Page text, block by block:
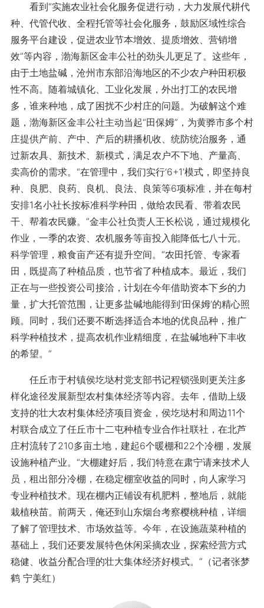
看到“实施农业社会化服务促进行动，大力发展代耕代
种、代管代收、全程托管等社会化服务，鼓励区域性综合
服务平台建设，促进农业节本增效、提质增效、营销增
效”等内容，渤海新区金丰公社的劲头儿更足了。这些年，
由于土地盐碱，沧州市东部沿海地区的不少农户种田积极
性不高。随着城镇化、工业化发展，外出打工的农民增
多，谁来种地，成了困扰不少村庄的问题。为破解这个难
题，渤海新区金丰公社主动当起“田保姆”，为黄骅市多个村
庄提供产前、产中、产后的耕播机收、统防统治服务，通
过新农具、新技术、新模式，满足农户不下地、产量高、
卖高价的需求。“在管理中，我们实行‘6+1’模式，即坚持良
种、良肥、良药、良机、良法、良策等6项标准，并在每村
安排1名小社长按标准科学种田，做给农民看、带着农民
干、帮着农民赚。”金丰公社负责人王长松说，通过规模化
作业，一季的农资、农机服务等亩投入能降低七八十元。
科学管理，粮食亩产还有提升空间。“农田托管、专家看
田，既提高了种植品质，也节省了种植成本。最近，我们
正在与一些投资公司接洽，计划在今年借助资本下乡的力
量，扩大托管范围，让更多盐碱地能得到‘田保姆’的精心照
顾。同时，我们还要不断选择适合本地的优良品种，推广
科学种植技术，提高农机作业精细度，在盐碱地种下丰收
的希望。”
任丘市于村镇侯圪垯村党支部书记程锁强则更关注多
样化途径发展新型农村集体经济等内容。去年，借助上级
支持的壮大农村集体经济项目资金，侯圪垯村和周边11个
村联合成立了任丘市十二屯种植专业合作社联社，在北芦
庄村流转了210多亩土地，建起6个暖棚和22个冷棚，发展
设施种植产业。“大棚建好后，我们特意在肃宁请来技术人
员，租出部分冷棚，在稳定棚室收益的同时，向人家学习
专业种植技术。现在棚内正铺设有机肥料，整地后，就能
栽植秧苗。前两天，俺还到山东烟台考察樱桃种植，详细
了解了管理技术、市场效益等。今年，在设施蔬菜种植的
基础上，我们还要发展特色休闲采摘农业，探索经营方式
稳健、收益分配合理的壮大集体经济好模式。”（记者张梦
鹤 宁美红）